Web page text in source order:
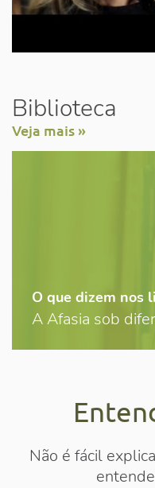
Biblioteca
Veja mais »
O que dizem nos
A Afasia sob
Não é fácil